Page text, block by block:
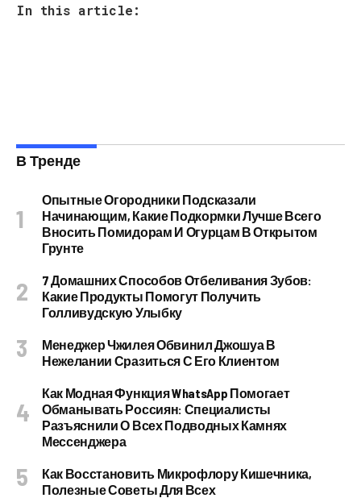
In this article:
В Тренде
Опытные Огородники Подсказали
Начинающим, Какие Подкормки Лучше Всего
Вносить Помидорам И Огурцам В Открытом
Грунте
7 Домашних Способов Отбеливания Зубов:
Какие Продукты Помогут Получить
Голливудскую Улыбку
Менеджер Чжилея Обвинил Джошуа В
Нежелании Сразиться С Его Клиентом
Как Модная Функция WhatsApp Помогает
Обманывать Россиян: Специалисты
Разъяснили О Всех Подводных Камнях
Мессенджера
Как Восстановить Микрофлору Кишечника,
Полезные Советы Для Всех